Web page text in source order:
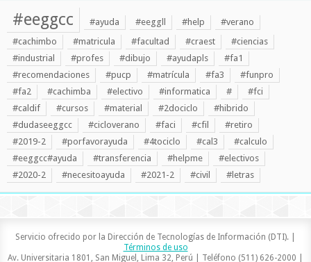
#eeggcc #ayuda #eeggll #help
#verano
#cachimbo
#matricula #facultad #craest
#ciencias
#industrial
#profes #dibujo #ayudapls
#fa1
#recomendaciones
#pucp #matrícula #fa3
#funpro
#fa2
#cachimba #electivo #informatica #
#fci
#caldif
#cursos #material #2dociclo
#hibrido
#dudaseeggcc
#cicloverano #faci #cfil
#retiro
#2019-2
#porfavorayuda #4tociclo #cal3
#calculo
#eeggcc#ayuda
#transferencia #helpme
#electivos
#2020-2
#necesitoayuda #2021-2 #civil #letras
Servicio ofrecido por la Dirección de Tecnologías de Información (DTI). |
Términos de uso
Av. Universitaria 1801, San Miguel, Lima 32, Perú | Teléfono (511) 626-2000 |